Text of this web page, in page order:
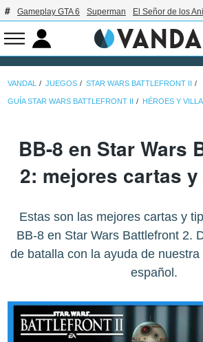
Gameplay GTA 6 Superman El Señor de los
VANDAL JUEGOS STAR WARS BATTLEFRONT II
GUÍA STAR WARS BATTLEFRONT II HÉROES Y
BB-8 en Star Wars
2: mejores cartas
Estas son las mejores cartas y
BB-8 en Star Wars Battlefront 2.
de batalla con la ayuda de
español.